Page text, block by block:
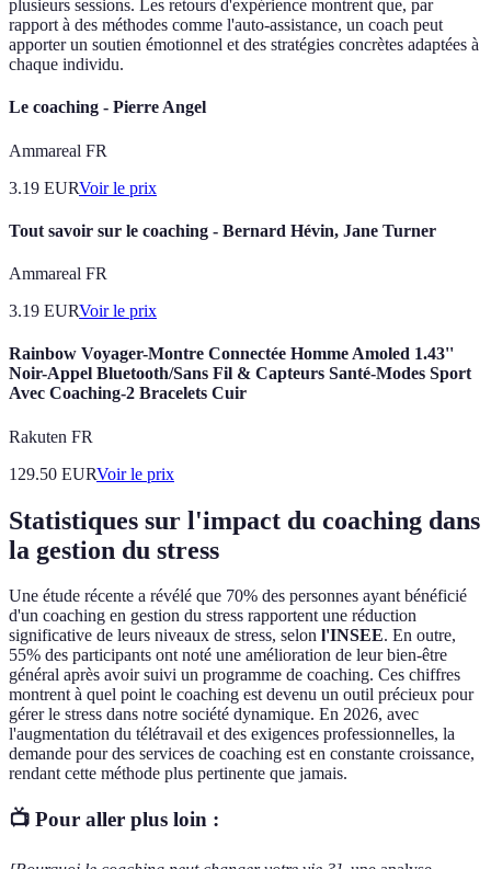
plusieurs sessions. Les retours d'expérience montrent que, par
rapport à des méthodes comme l'auto-assistance, un coach peut
apporter un soutien émotionnel et des stratégies concrètes adaptées à
chaque individu.
Le coaching - Pierre Angel
Ammareal FR
3.19 EURVoir le prix
Tout savoir sur le coaching - Bernard Hévin, Jane Turner
Ammareal FR
3.19 EURVoir le prix
Rainbow Voyager-Montre Connectée Homme Amoled 1.43''
Noir-Appel Bluetooth/Sans Fil & Capteurs Santé-Modes Sport
Avec Coaching-2 Bracelets Cuir
Rakuten FR
129.50 EURVoir le prix
Statistiques sur l'impact du coaching dans
la gestion du stress
Une étude récente a révélé que 70% des personnes ayant bénéficié
d'un coaching en gestion du stress rapportent une réduction
significative de leurs niveaux de stress, selon l'INSEE. En outre,
55% des participants ont noté une amélioration de leur bien-être
général après avoir suivi un programme de coaching. Ces chiffres
montrent à quel point le coaching est devenu un outil précieux pour
gérer le stress dans notre société dynamique. En 2026, avec
l'augmentation du télétravail et des exigences professionnelles, la
demande pour des services de coaching est en constante croissance,
rendant cette méthode plus pertinente que jamais.
📺 Pour aller plus loin :